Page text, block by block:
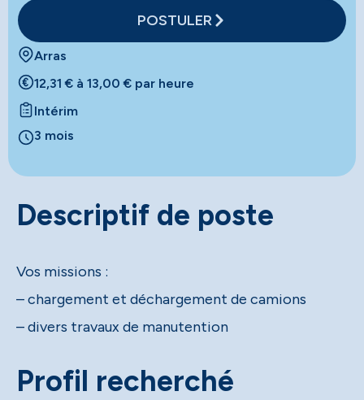
POSTULER
Arras
12,31 € à 13,00 € par heure
Intérim
3 mois
Descriptif de poste
Vos missions :
– chargement et déchargement de camions
– divers travaux de manutention
Profil recherché